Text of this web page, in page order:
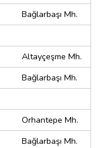
Bağlarbaşı Mh.
Altayçeşme Mh.
Bağlarbaşı Mh.
Orhantepe Mh.
Bağlarbaşı Mh.